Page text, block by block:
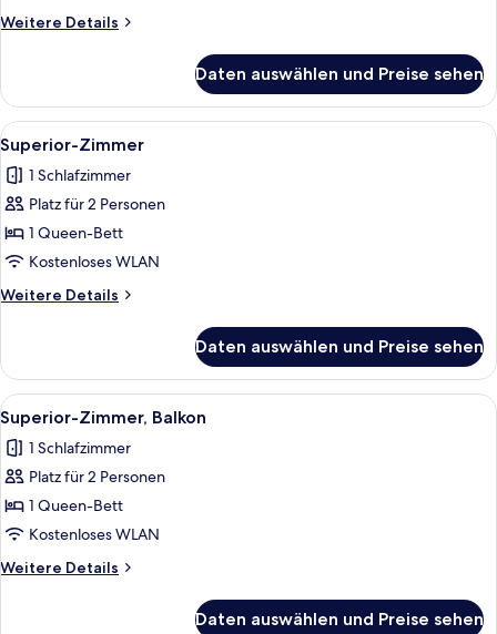
Weitere Details
Weitere
Zimmer
Daten auswählen und Preise sehen
Alle
Fotos
für
Superior-
Zimmer
anzeigen
Ein Hotelzimmer mit einem großen
4
Superior-Zimmer
1 Schlafzimmer
Platz für 2 Personen
1 Queen-Bett
Kostenloses WLAN
Weitere Details
Weitere
Zimmer
Daten auswählen und Preise sehen
Alle
Fotos
für
Superior-
Zimmer,
Balkon
anzeigen
Ein Hotelzimmer mit Bett,
5
Superior-Zimmer, Balkon
1 Schlafzimmer
Platz für 2 Personen
1 Queen-Bett
Kostenloses WLAN
Weitere Details
Weitere
Daten auswählen und Preise sehen